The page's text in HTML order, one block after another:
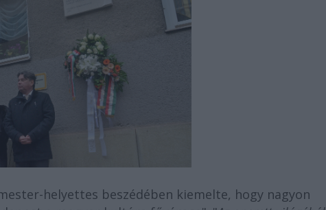
helyettes beszédében kiemelte, hogy nagyon